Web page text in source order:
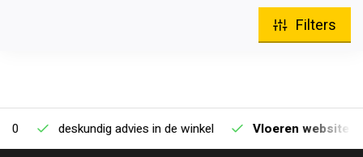
Filters
deskundig advies in de winkel Vloeren website